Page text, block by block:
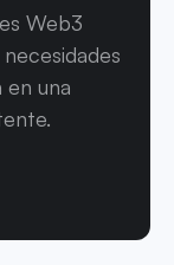
Web3
una